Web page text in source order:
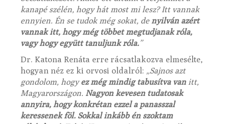
kanapé szélén, hogy hát most mi lesz? Itt vannak
ennyien. Én se tudok még sokat, de nyilván azért
vannak itt, hogy még többet megtudjanak róla,
vagy hogy együtt tanuljunk róla.”
Dr. Katona Renáta erre rácsatlakozva elmesélte,
hogyan néz ez ki orvosi oldalról: „Sajnos azt
gondolom, hogyez még mindig tabusítva van itt,
Magyarországon. Nagyon kevesen tudatosak
annyira, hogy konkrétan ezzel a panasszal
keressenek föl. Sokkal inkább én szoktam